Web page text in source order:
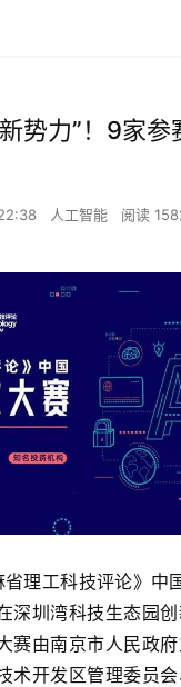
势力”！9家参
人工智能 阅读
理工科技评论》中
深圳湾科技生态园
赛由南京市人民政
术开发区管理委员